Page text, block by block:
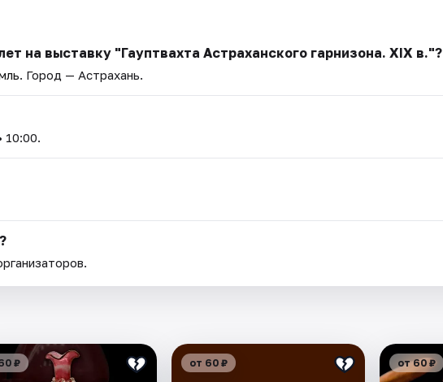
на выставку "Гауптвахта Астраханского гарнизона. XIX в."?
. Город — Астрахань.
10:00.
₽ от 60 ₽ от 60 ₽